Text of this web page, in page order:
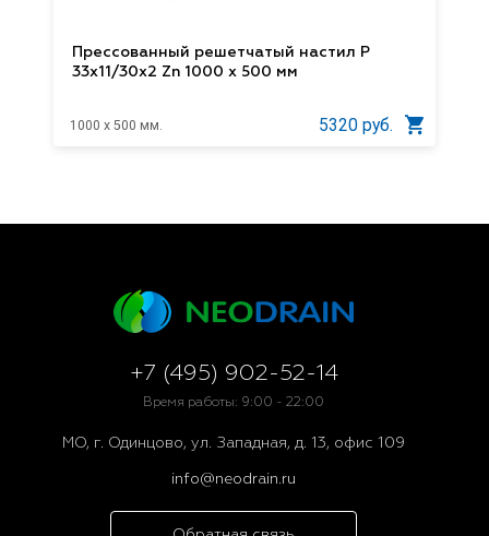
Прессованный решетчатый настил Р
33х11/30х2 Zn 1000 х 500 мм
1000 x 500 мм. 5320 руб.
+7 (495) 902-52-14
Время работы: 9:00 - 22:00
МО, г. Одинцово, ул. Западная, д. 13, офис 109
info@neodrain.ru